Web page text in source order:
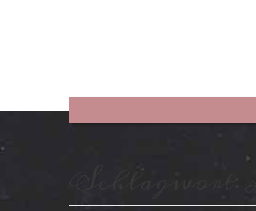
Schlagwort: